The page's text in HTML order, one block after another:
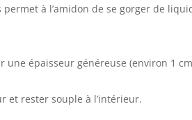
à l’amidon de se gorger de
une épaisseur généreuse (environ 1
et rester souple à l’intérieur.